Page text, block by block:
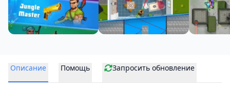
Описание Помощь Запросить обновление